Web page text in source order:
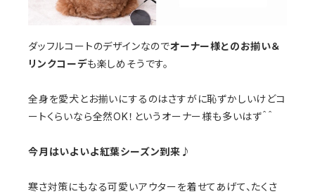
ダッフルコートのデザインなのでオーナー様とのお揃い＆
リンクコーデも楽しめそうです。
全身を愛犬とお揃いにするのはさすがに恥ずかしいけどコ
ートくらいなら全然OK！というオーナー様も多いはず＾＾
今月はいよいよ紅葉シーズン到来♪
寒さ対策にもなる可愛いアウターを着せてあげて、たくさ